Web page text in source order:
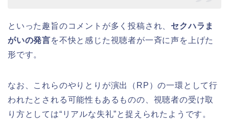
といった趣旨のコメントが多く投稿され、 セクハラま
がいの発言を不快と感じた視聴者が一斉に声を上げた
形です。
なお、これらのやりとりが演出（RP）の一環として行
われたとされる可能性もあるものの、視聴者の受け取
り方としては“リアルな失礼”と捉えられたようです。